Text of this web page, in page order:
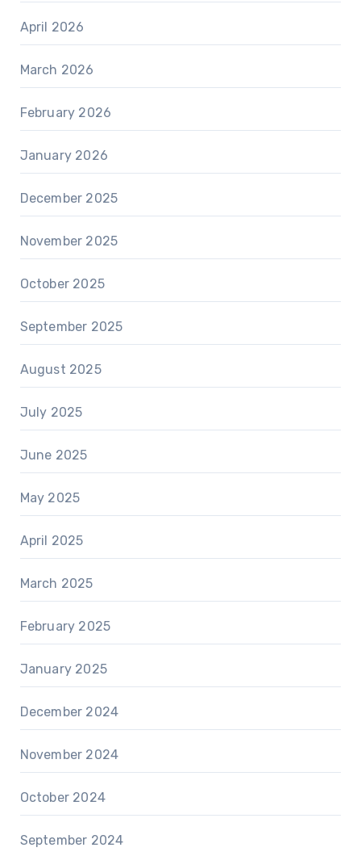
April 2026
March 2026
February 2026
January 2026
December 2025
November 2025
October 2025
September 2025
August 2025
July 2025
June 2025
May 2025
April 2025
March 2025
February 2025
January 2025
December 2024
November 2024
October 2024
September 2024